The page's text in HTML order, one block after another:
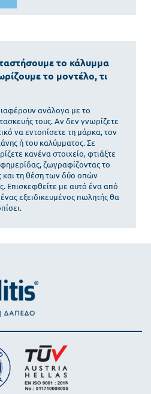
το κάλυμμα
το μοντέλο, τι
ανάλογα με το
τους. Αν δεν γνωρίζετε
να εντοπίσετε τη μάρκα, τον
ή του καλύμματος. Σε
κανένα στοιχείο, φτιάξτε
ζωγραφίζοντας το
και τη θέση των δύο οπών
Επισκεφθείτε με αυτό ένα από
εξειδικευμένος πωλητής θα